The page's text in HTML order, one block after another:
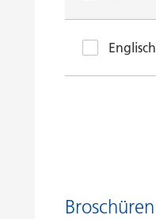
Englisch
Broschüren